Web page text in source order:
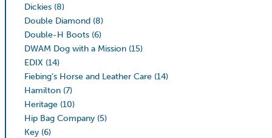
Dickies (8)
Double Diamond (8)
Double-H Boots (6)
DWAM Dog with a Mission (15)
EDIX (14)
Fiebing’s Horse and Leather Care (14)
Hamilton (7)
Heritage (10)
Hip Bag Company (5)
Key (6)